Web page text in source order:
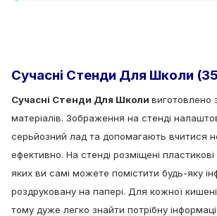
Сучасні Стенди Для Школи
Сучасні Стенди Для Школи виготовлено
матеріалів. Зображення на стенді
серьйозний лад та допомагають вчитися
ефективно. На стенді розміщенi пластикові
яких ви самі можете помістити будь-яку
роздруковану на папері. Для кожної
тому дуже легко знайти потрібну